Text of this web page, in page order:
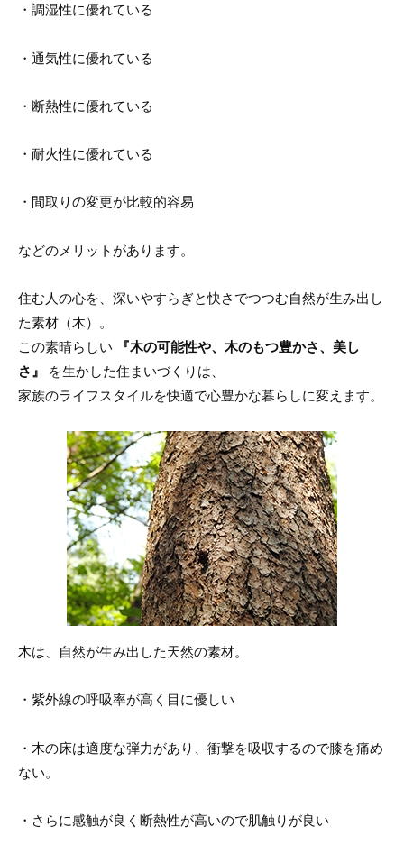
・調湿性に優れている
・通気性に優れている
・断熱性に優れている
・耐火性に優れている
・間取りの変更が比較的容易
などのメリットがあります。
住む人の心を、深いやすらぎと快さでつつむ自然が生み出し
た素材（木）。
この素晴らしい
『木の可能性や、木のもつ豊かさ、美し
さ』
を生かした住まいづくりは、
家族のライフスタイルを快適で心豊かな暮らしに変えます。
木は、自然が生み出した天然の素材。
・紫外線の呼吸率が高く目に優しい
・木の床は適度な弾力があり、衝撃を吸収するので膝を痛め
ない。
・さらに感触が良く断熱性が高いので肌触りが良い